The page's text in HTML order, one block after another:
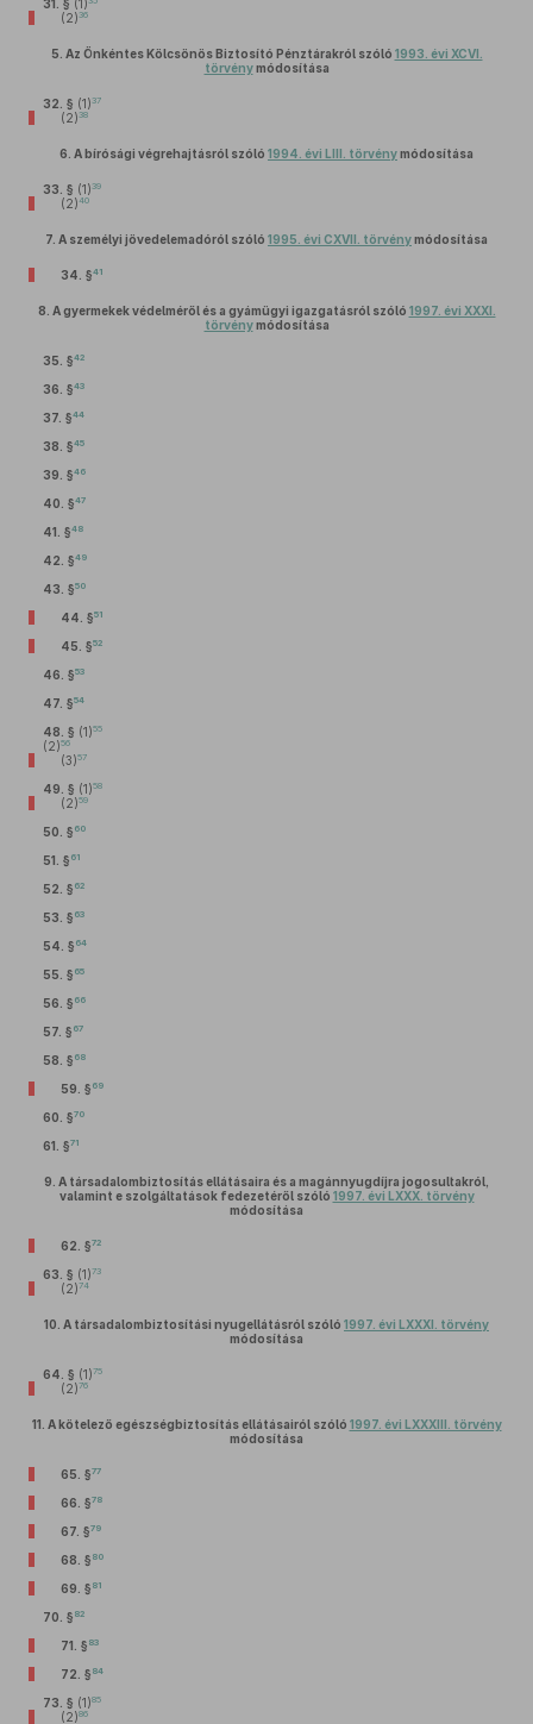
31. § (1)
(2) 36
5. Az Önkéntes Kölcsönös Biztosító Pénztárakról szóló 1993. évi XCVI.
törvénymódosítása
32. § (1) 37
(2) 38
6. A bírósági végrehajtásról szóló 1994. évi LIII. törvénymódosítása
33. § (1) 39
(2)40
7. A személyi jövedelemadóról szóló 1995. évi CXVII. törvénymódosítása
34. §41
8. A gyermekek védelméről és a gyámügyi igazgatásról szóló 1997. évi XXXI.
törvénymódosítása
35. §42
36. §43
37. §44
38. §45
39. §46
40. §47
41. §48
42. §49
43. §50
44. §51
45. §52
46. §53
47. §54
48. § (1)55
(2)56
(3)57
49. § (1)58
(2)59
50. § 60
51. § 61
52. § 62
53. § 63
54. § 64
55. § 65
56. § 66
57. § 67
58. § 68
59. § 69
60. §70
61. §71
9. A társadalombiztosítás ellátásaira és a magánnyugdíjra jogosultakról,
valamint e szolgáltatások fedezetéről szóló 1997. évi LXXX. törvény
módosítása
62. §72
63. § (1)73
(2)74
10. A társadalombiztosítási nyugellátásról szóló 1997. évi LXXXI. törvény
módosítása
64. § (1)75
(2)76
11. A kötelező egészségbiztosítás ellátásairól szóló 1997. évi LXXXIII. törvény
módosítása
65. §77
66. §78
67. §79
68. § 80
69. § 81
70. § 82
71. § 83
72. § 84
73. § (1)85
(2)86